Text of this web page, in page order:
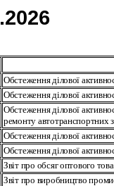
.2026
Обстеження ділової
Обстеження ділової
Обстеження ділової
ремонту автотранспортних
Обстеження ділової
Обстеження ділової
Звіт про обсяг оптового
Звіт про виробництво